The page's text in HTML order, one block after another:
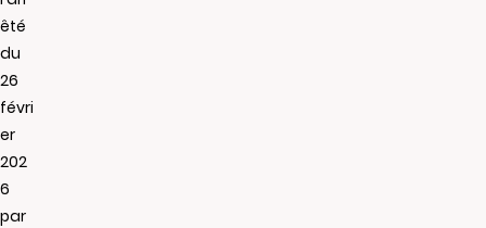
êté
du
26
févri
er
202
6
par